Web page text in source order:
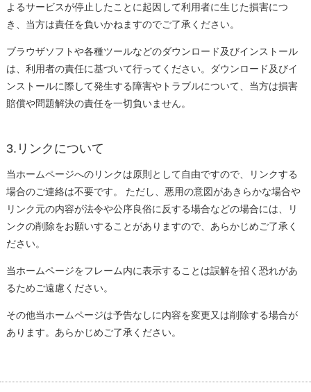
よるサービスが停止したことに起因して利用者に生じた損害につ
き、当方は責任を負いかねますのでご了承ください。
ブラウザソフトや各種ツールなどのダウンロード及びインストール
は、利用者の責任に基づいて行ってください。ダウンロード及びイ
ンストールに際して発生する障害やトラブルについて、当方は損害
賠償や問題解決の責任を一切負いません。
3.リンクについて
当ホームページへのリンクは原則として自由ですので、リンクする
場合のご連絡は不要です。 ただし、悪用の意図があきらかな場合や
リンク元の内容が法令や公序良俗に反する場合などの場合には、リ
ンクの削除をお願いすることがありますので、あらかじめご了承く
ださい。
当ホームページをフレーム内に表示することは誤解を招く恐れがあ
るためご遠慮ください。
その他当ホームページは予告なしに内容を変更又は削除する場合が
あります。あらかじめご了承ください。